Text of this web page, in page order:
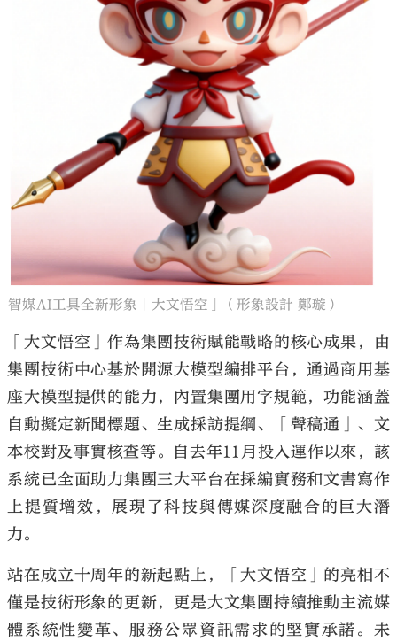
智媒AI工具全新形象「大文悟空」（形象設計 鄭璇）
「大文悟空」作為集團技術賦能戰略的核心成果，由
集團技術中心基於開源大模型編排平台，通過商用基
座大模型提供的能力，內置集團用字規範，功能涵蓋
自動擬定新聞標題、生成採訪提綱、「聲稿通」、文
本校對及事實核查等。自去年11月投入運作以來，該
系統已全面助力集團三大平台在採編實務和文書寫作
上提質增效，展現了科技與傳媒深度融合的巨大潛
力。
站在成立十周年的新起點上，「大文悟空」的亮相不
僅是技術形象的更新，更是大文集團持續推動主流媒
體系統性變革、服務公眾資訊需求的堅實承諾。未